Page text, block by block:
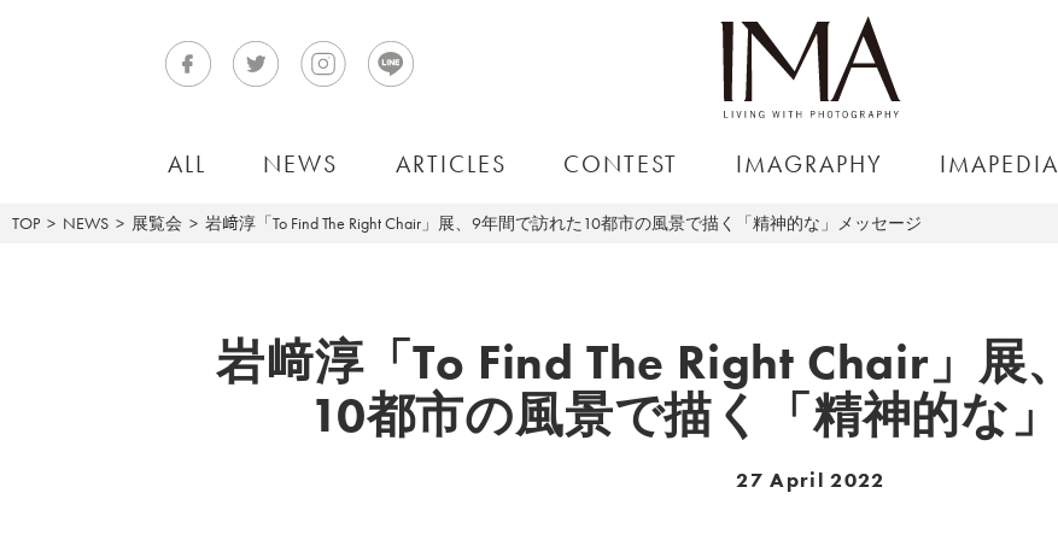
ALL NEWS ARTICLES CONTEST IMAGRAPHY IMAPEDIA
TOP NEWS 展覧会 岩﨑淳「To Find The Right Chair」展、9年間で訪れた10都市の風景で描く「精神的な」メッセージ
岩﨑淳「To Find The Right Chair」展
10都市の風景で描く「精神的な
27 April 2022